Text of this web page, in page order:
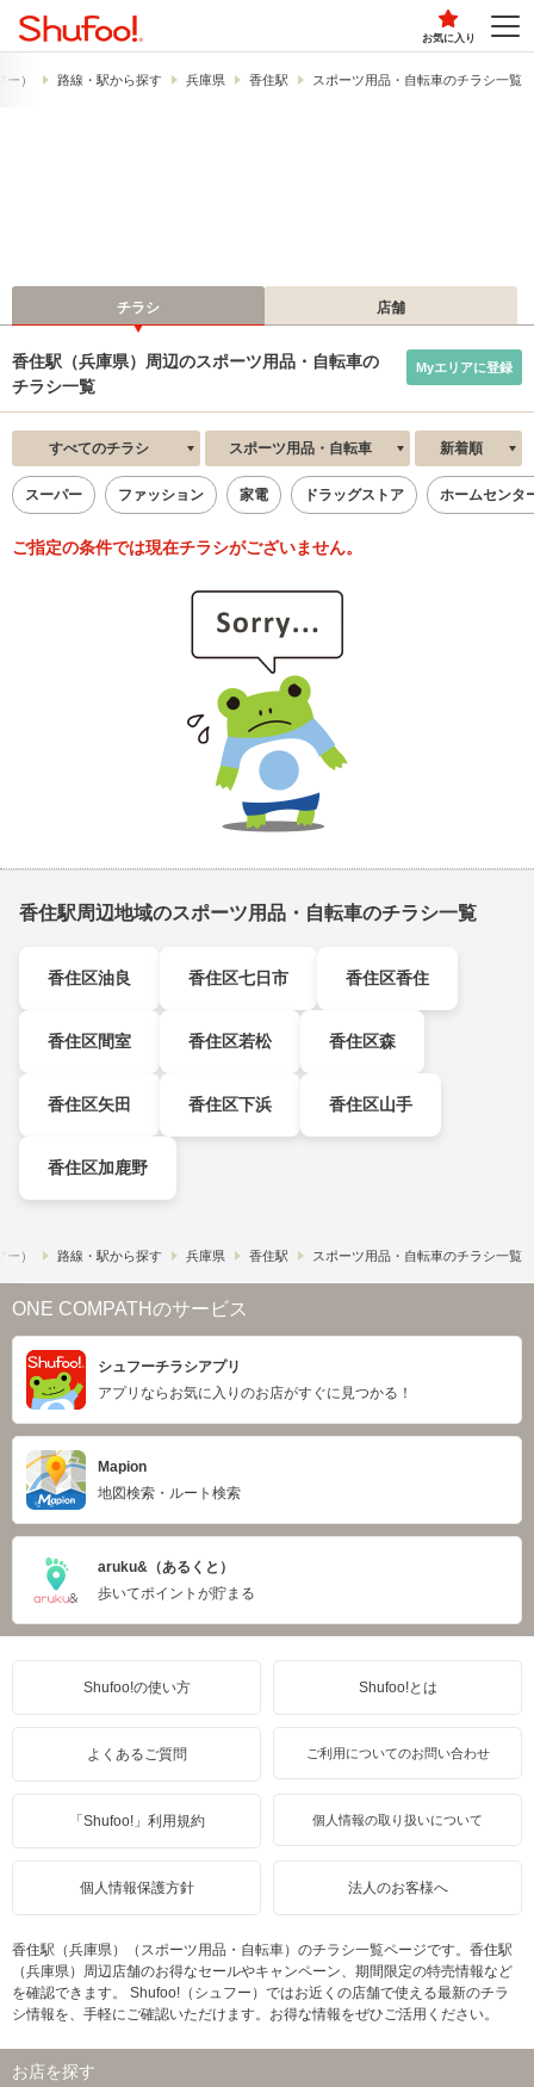
お気に入り
） 路線・駅から探す 兵庫県 香住駅 スポーツ用品・自転車のチラシ一覧
チラシ 店舗
香住駅（兵庫県）周辺のスポーツ用品・自転車の
チラシ一覧
Myエリアに登録
すべてのチラシ スポーツ用品・自転車 新着順
スーパー ファッション 家電 ドラッグストア ホームセンタ
ご指定の条件では現在チラシがございません。
香住駅周辺地域のスポーツ用品・自転車のチラシ一覧
香住区油良 香住区七日市 香住区香住
香住区間室 香住区若松 香住区森
香住区矢田 香住区下浜 香住区山手
香住区加鹿野
） 路線・駅から探す 兵庫県 香住駅 スポーツ用品・自転車のチラシ一覧
ONE COMPATHのサービス
シュフーチラシアプリ
アプリならお気に入りのお店がすぐに見つかる！
Mapion
地図検索・ルート検索
aruku&（あるくと）
歩いてポイントが貯まる
Shufoo!の使い方 Shufoo!とは
よくあるご質問 ご利用についてのお問い合わせ
「Shufoo!」利用規約 個人情報の取り扱いについて
個人情報保護方針 法人のお客様へ
香住駅（兵庫県）（スポーツ用品・自転車）のチラシ一覧ページです。香住駅
（兵庫県）周辺店舗のお得なセールやキャンペーン、期間限定の特売情報など
を確認できます。 Shufoo!（シュフー）ではお近くの店舗で使える最新のチラ
シ情報を、手軽にご確認いただけます。お得な情報をぜひご活用ください。
お店を探す